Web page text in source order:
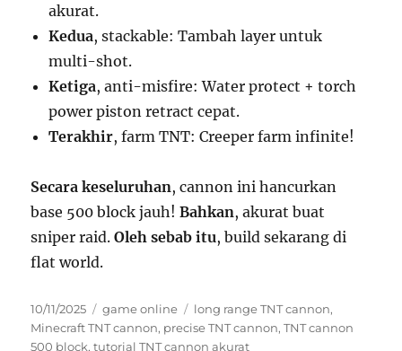
akurat.
Kedua, stackable: Tambah layer untuk
multi-shot.
Ketiga, anti-misfire: Water protect + torch
power piston retract cepat.
Terakhir, farm TNT: Creeper farm infinite!
Secara keseluruhan, cannon ini hancurkan
base 500 block jauh!Bahkan, akurat buat
sniper raid.Oleh sebab itu, build sekarang di
flat world.
Posted
on
10/11/2025 Categories
game online Tags
long range TNT cannon,
Minecraft TNT cannon, precise TNT cannon,TNT cannon
500 block,tutorial TNT cannon akurat